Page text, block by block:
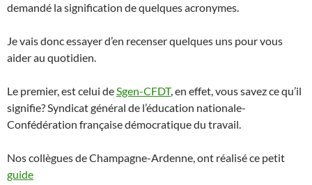
demandé la signification de quelques acronymes.
Je vais donc essayer d’en recenser quelques uns pour vous
aider au quotidien.
Le premier, est celui deSgen-CFDT, en effet, vous savez ce qu’il
signifie? Syndicat général de l’éducation nationale-
Confédération française démocratique du travail.
Nos collègues de Champagne-Ardenne, ont réalisé ce petit
guide